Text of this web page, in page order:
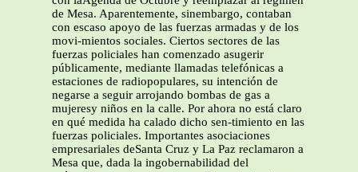
de Mesa. Aparentemente, sinembargo, contaban
con escaso apoyo de las fuerzas armadas y de los
movi-mientos sociales. Ciertos sectores de las
fuerzas policiales han comenzado asugerir
públicamente, mediante llamadas telefónicas a
estaciones de radiopopulares, su intención de
negarse a seguir arrojando bombas de gas a
mujeresy niños en la calle. Por ahora no está claro
en qué medida ha calado dicho sen-timiento en las
fuerzas policiales. Importantes asociaciones
empresariales deSanta Cruz y La Paz reclamaron a
Mesa que, dada la ingobernabilidad del